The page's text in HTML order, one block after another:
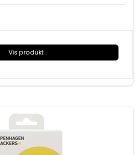
billader, 230 volt adaptor,
til bil medfølger
Vis produkt